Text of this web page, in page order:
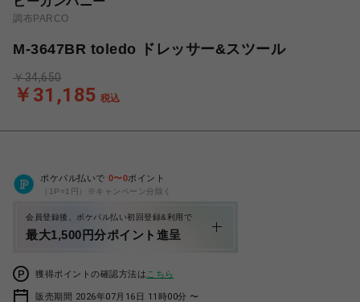
調布PARCO
M-3647BR toledo ドレッサー&スツール
￥31,185 税込
￥34,650
ポケパル払いで 0〜0ポイント
（1P=1円）※キャンペーン分除く
会員登録後、ポケパル払い初回登録&利用で
最大1,500円分ポイント進呈
獲得ポイントの確認方法は こちら
販売期間 2026年07月16日 11時00分 〜